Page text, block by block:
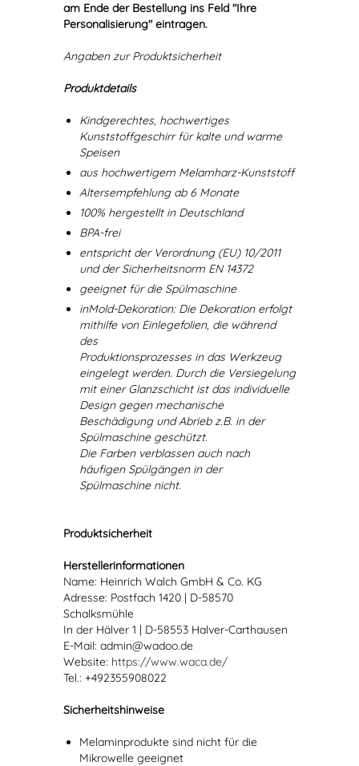
am Ende der Bestellung ins Feld "Ihre
Personalisierung" eintragen.
Angaben zur Produktsicherheit
Produktdetails
Kindgerechtes, hochwertiges
Kunststoffgeschirr für kalte und warme
Speisen
aus hochwertigem Melamharz-Kunststoff
Altersempfehlung ab 6 Monate
100% hergestellt in Deutschland
BPA-frei
entspricht der Verordnung (EU) 10/2011
und der Sicherheitsnorm EN 14372
geeignet für die Spülmaschine
inMold-Dekoration: Die Dekoration erfolgt
mithilfe von Einlegefolien, die während
des
Produktionsprozesses in das Werkzeug
eingelegt werden. Durch die Versiegelung
mit einer Glanzschicht ist das individuelle
Design gegen mechanische
Beschädigung und Abrieb z.B. in der
Spülmaschine geschützt.
Die Farben verblassen auch nach
häufigen Spülgängen in der
Spülmaschine nicht.
Produktsicherheit
Herstellerinformationen
Name: Heinrich Walch GmbH & Co. KG
Adresse: Postfach 1420 | D-58570
Schalksmühle
In der Hälver 1 | D-58553 Halver-Carthausen
E-Mail: admin@wadoo.de
Website: https://www.waca.de/
Tel.: +492355908022
Sicherheitshinweise
Melaminprodukte sind nicht für die
Mikrowelle geeignet